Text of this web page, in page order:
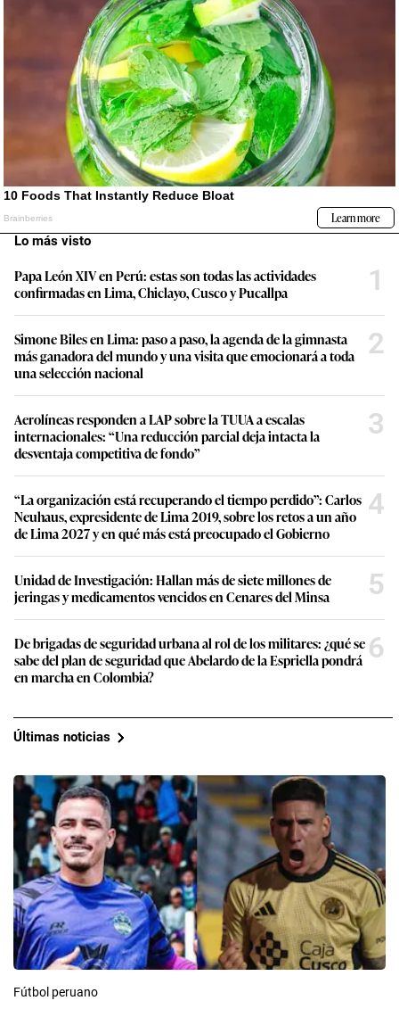
Lo más visto
Papa León XIV en Perú: estas son todas las actividades
confirmadas en Lima, Chiclayo, Cusco y Pucallpa
1
Simone Biles en Lima: paso a paso, la agenda de la gimnasta
más ganadora del mundo y una visita que emocionará a toda
una selección nacional
2
Aerolíneas responden a LAP sobre la TUUA a escalas
internacionales: “Una reducción parcial deja intacta la
desventaja competitiva de fondo”
3
“La organización está recuperando el tiempo perdido”: Carlos
Neuhaus, expresidente de Lima 2019, sobre los retos a un año
de Lima 2027 y en qué más está preocupado el Gobierno
4
Unidad de Investigación: Hallan más de siete millones de
jeringas y medicamentos vencidos en Cenares del Minsa
5
De brigadas de seguridad urbana al rol de los militares: ¿qué se
sabe del plan de seguridad que Abelardo de la Espriella pondrá
en marcha en Colombia?
6
Últimas noticias
Fútbol peruano